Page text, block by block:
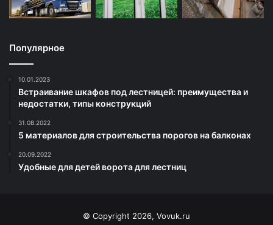
Популярное
10.01.2023
Встраивание шкафов под лестницей: преимущества и
недостатки, типы конструкций
31.08.2022
5 материалов для строительства порогов на балконах
20.09.2022
Удобные для детей ворота для лестниц
© Copyright 2026, Vovuk.ru